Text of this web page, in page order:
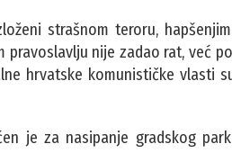
strašnom teroru,
nije zadao rat, već
hrvatske komunističke vlasti
je za nasipanje gradskog